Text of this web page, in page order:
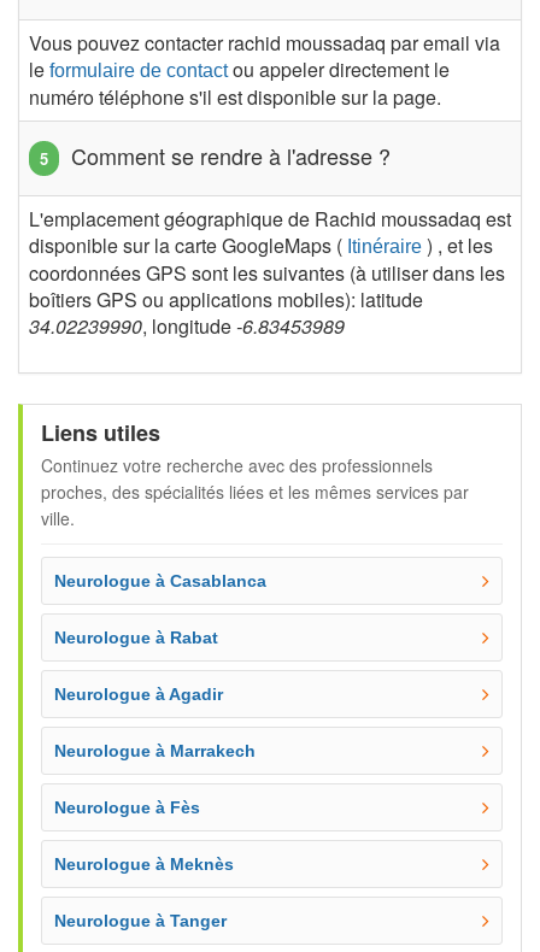
Vous pouvez contacter rachid moussadaq par email via
le formulaire de contactou appeler directement le
numéro téléphone s'il est disponible sur la page.
Comment se rendre à l'adresse ?
L'emplacement géographique de Rachid moussadaq est
disponible sur la carte GoogleMaps ( Itinéraire ) , et les
coordonnées GPS sont les suivantes (à utiliser dans les
boîtiers GPS ou applications mobiles): latitude
34.02239990, longitude-6.83453989
Liens utiles
Continuez votre recherche avec des professionnels
proches, des spécialités liées et les mêmes services par
ville.
Neurologue à Casablanca
Neurologue à Rabat
Neurologue à Agadir
Neurologue à Marrakech
Neurologue à Fès
Neurologue à Meknès
Neurologue à Tanger